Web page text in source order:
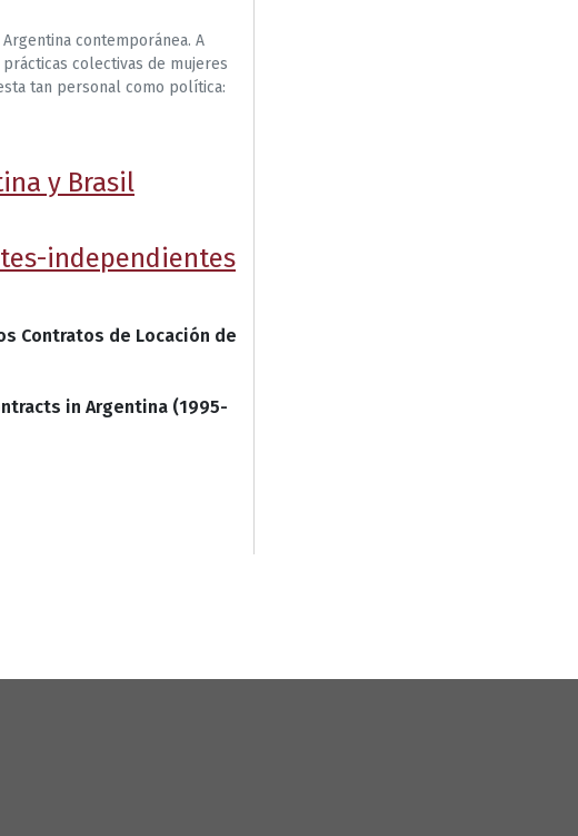
contemporánea. A
colectivas de mujeres
tan personal como política:
y Brasil
independientes
Contratos de Locación de
in Argentina (1995-